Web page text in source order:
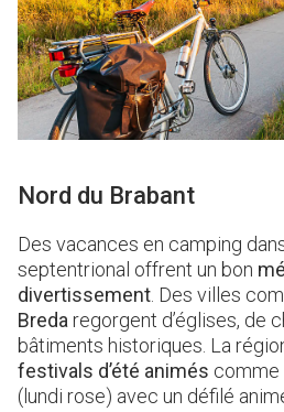
Nord du Brabant
Des vacances en camping
septentrional offrent un bon
divertissement . Des villes
Breda regorgent d’églises, de
bâtiments historiques. La
festivals d’été animés comme
(lundi rose) avec un défilé